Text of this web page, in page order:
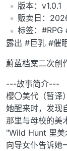
️版本：v1.0.1
贩卖日：
标签：
露出 #巨乳 #催
蔚蓝档案二次创
---故事简介---
樱〇美代（暂译
她醒来时，发现
那里与母校的美
"Wild Hunt 里美
向导女仆告诉她